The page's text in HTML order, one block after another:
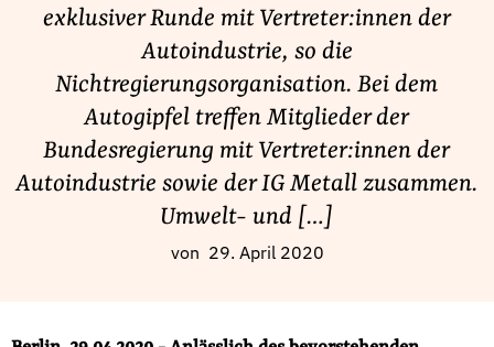
Spenden & Fördern
Fördermitglied werden
Jetzt Spenden
Geschenkspende
Bußgelder und Geldauflagen
Projektspende
exklusiver Runde mit Vertreter:innen der
Autoindustrie, so die
Nichtregierungsorganisation. Bei dem
Autogipfel treffen Mitglieder der
Bundesregierung mit Vertreter:innen der
Autoindustrie sowie der IG Metall zusammen.
Umwelt- und […]
von 29. April 2020